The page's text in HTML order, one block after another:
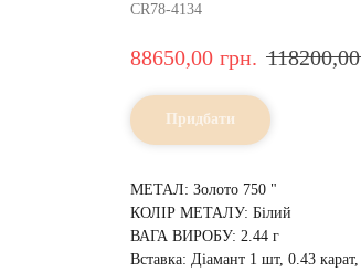
CR78-4134
88650,00 грн. 118200,00
Придбати
МЕТАЛ: Золото 750 "
КОЛІР МЕТАЛУ: Білий
ВАГА ВИРОБУ: 2.44 г
Вставка: Діамант 1 шт, 0.43 карат,